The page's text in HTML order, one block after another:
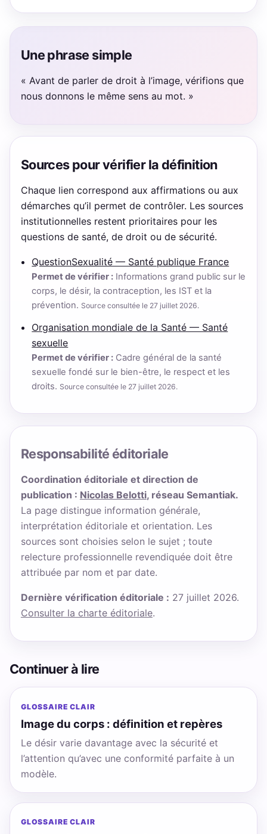
Une phrase simple
« Avant de parler de droit à l’image, vérifions que
nous donnons le même sens au mot. »
Sources pour vérifier la définition
Chaque lien correspond aux affirmations ou aux
démarches qu’il permet de contrôler. Les sources
institutionnelles restent prioritaires pour les
questions de santé, de droit ou de sécurité.
QuestionSexualité — Santé publique France
Permet de vérifier : Informations grand public sur le
corps, le désir, la contraception, les IST et la
prévention. Source consultée le 27 juillet 2026.
Organisation mondiale de la Santé — Santé
sexuelle
Permet de vérifier : Cadre général de la santé
sexuelle fondé sur le bien-être, le respect et les
droits. Source consultée le 27 juillet 2026.
Responsabilité éditoriale
Coordination éditoriale et direction de
publication : Nicolas Belotti, réseau Semantiak.
La page distingue information générale,
interprétation éditoriale et orientation. Les
sources sont choisies selon le sujet ; toute
relecture professionnelle revendiquée doit être
attribuée par nom et par date.
Dernière vérification éditoriale : 27 juillet 2026.
Consulter la charte éditoriale.
Continuer à lire
GLOSSAIRE CLAIR
Image du corps : définition et repères
Le désir varie davantage avec la sécurité et
l’attention qu’avec une conformité parfaite à un
modèle.
GLOSSAIRE CLAIR